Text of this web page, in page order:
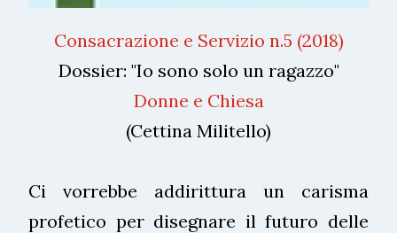
Consacrazione e Servizio n.5 (2018)
Dossier: "Io sono solo un ragazzo"
Donne e Chiesa
(Cettina Militello)
Ci vorrebbe addirittura un carisma
profetico per disegnare il futuro delle